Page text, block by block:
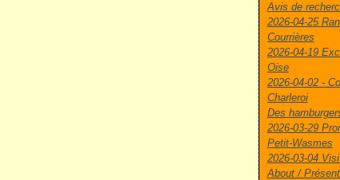
Avis de
2026-04-25
Courrières
2026-04-19
Oise
2026-04-02 -
Charleroi
Des
2026-03-29
Petit-Wasmes
2026-03-04
About /